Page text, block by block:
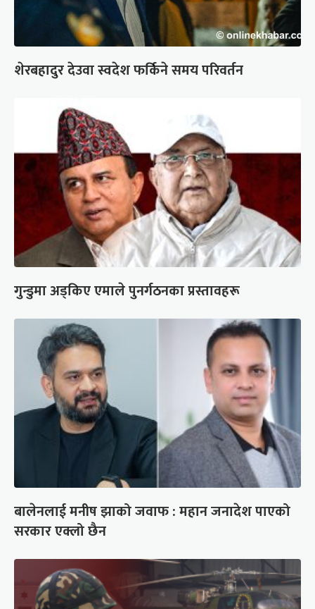
शेरबहादुर देउवा स्वदेश फर्किने समय परिवर्तन
गुन्डुमा अड्किए एमाले पुनर्गठनका प्रस्तावहरू
बालेनलाई मनीष झाको जवाफ : महान जनादेश पाएको
सरकार एक्लो छैन